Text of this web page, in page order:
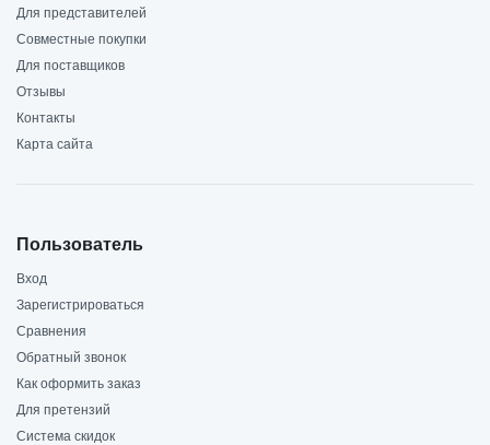
Для представителей
Совместные покупки
Для поставщиков
Отзывы
Контакты
Карта сайта
Пользователь
Вход
Зарегистрироваться
Сравнения
Обратный звонок
Как оформить заказ
Для претензий
Система скидок